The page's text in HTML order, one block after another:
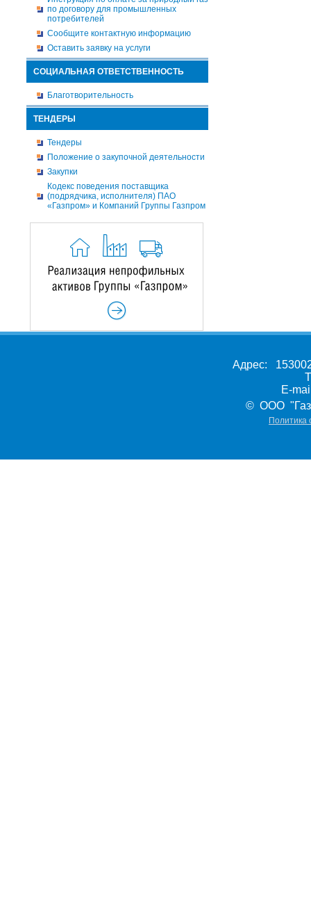
по договору для промышленных
потребителей
Сообщите контактную информацию
Оставить заявку на услуги
СОЦИАЛЬНАЯ ОТВЕТСТВЕННОСТЬ
Благотворительность
ТЕНДЕРЫ
Тендеры
Положение о закупочной деятельности
Закупки
Кодекс поведения поставщика
(подрядчика, исполнителя) ПАО
«Газпром» и Компаний Группы Газпром
Адрес:
E-
© ООО
Политика